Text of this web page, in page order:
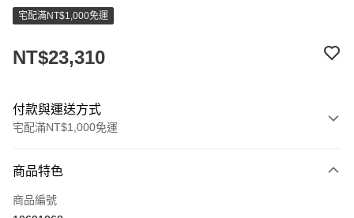
宅配滿NT$1,000免運
NT$23,310
付款與運送方式
宅配滿NT$1,000免運
信用卡一次付款
LINE Pay
商品特色
商品編號